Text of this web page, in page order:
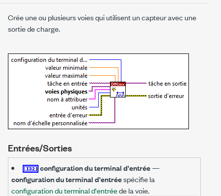
Crée une ou plusieurs voies qui utilisent un capteur avec une
sortie de charge.
Entrées/Sorties
configuration du terminal d'entrée—
configuration du terminal d'entréespécifie la
configuration du terminal d'entréede la voie.